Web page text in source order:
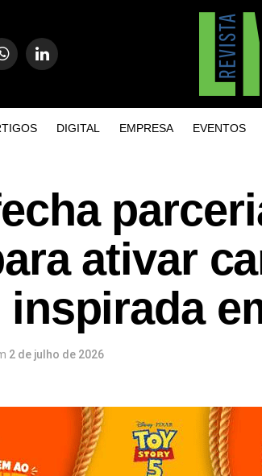
DIGITAL EMPRESA EVENTOS
ativar
2 de julho de 2026